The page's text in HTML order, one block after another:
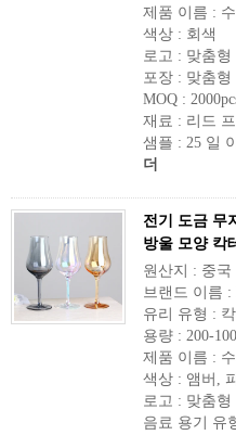
제품 이름 :
색상 : 회색
로고 : 맞춤
포장 : 맞춤형
MOQ :
재료 : 리드
샘플 : 25 일
더
전기 도금 무
방울 모양 칵
원산지 : 중국
브랜드 이름 :
유리 유형 :
용량 : 200-
제품 이름 :
색상 : 앰버,
로고 : 맞춤
음료 용기 유